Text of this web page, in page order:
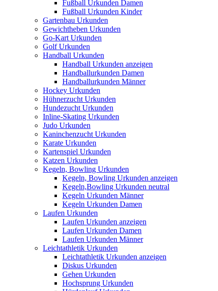
Fußball Urkunden Damen
Fußball Urkunden Kinder
Gartenbau Urkunden
Gewichtheben Urkunden
Go-Kart Urkunden
Golf Urkunden
Handball Urkunden
Handball Urkunden anzeigen
Handballurkunden Damen
Handballurkunden Männer
Hockey Urkunden
Hühnerzucht Urkunden
Hundezucht Urkunden
Inline-Skating Urkunden
Judo Urkunden
Kaninchenzucht Urkunden
Karate Urkunden
Kartenspiel Urkunden
Katzen Urkunden
Kegeln, Bowling Urkunden
Kegeln, Bowling Urkunden anzeigen
Kegeln,Bowling Urkunden neutral
Kegeln Urkunden Männer
Kegeln Urkunden Damen
Laufen Urkunden
Laufen Urkunden anzeigen
Laufen Urkunden Damen
Laufen Urkunden Männer
Leichtathletik Urkunden
Leichtathletik Urkunden anzeigen
Diskus Urkunden
Gehen Urkunden
Hochsprung Urkunden